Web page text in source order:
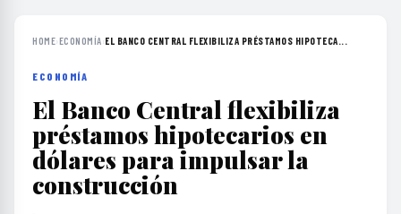
HOME›ECONOMÍA›EL BANCO CENTRAL FLEXIBILIZA PRÉSTAMOS HIPOTECA...
ECONOMÍA
El Banco Central flexibiliza
préstamos hipotecarios en
dólares para impulsar la
construcción